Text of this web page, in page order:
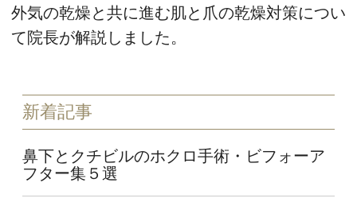
外気の乾燥と共に進む肌と爪の乾燥対策につい
て院長が解説しました。
新着記事
鼻下とクチビルのホクロ手術・ビフォーア
フター集５選